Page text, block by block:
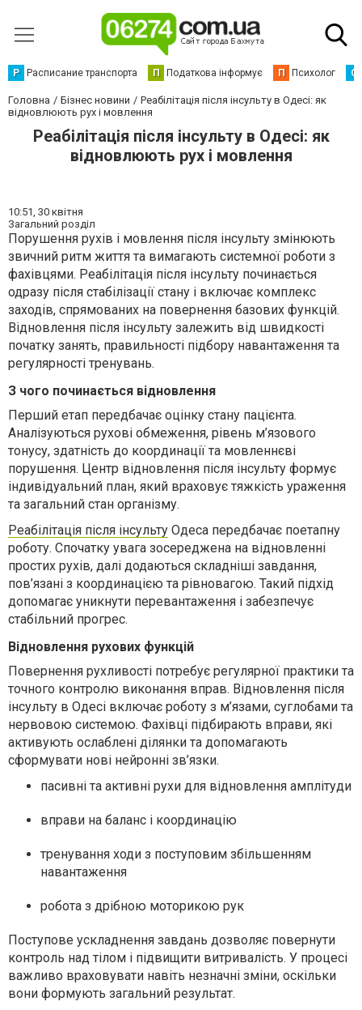
Р Расписание транспорта П Податкова інформує П Психолог С
Головна Бізнес новини
Реабілітація після інсульту в Одесі: як
відновлюють рух і мовлення
Реабілітація після інсульту в Одесі: як
відновлюють рух і мовлення
10:51, 30 квітня
Загальний розділ
Порушення рухів і мовлення після інсульту змінюють
звичний ритм життя та вимагають системної роботи з
фахівцями. Реабілітація після інсульту починається
одразу після стабілізації стану і включає комплекс
заходів, спрямованих на повернення базових функцій.
Відновлення після інсульту залежить від швидкості
початку занять, правильності підбору навантаження та
регулярності тренувань.
З чого починається відновлення
Перший етап передбачає оцінку стану пацієнта.
Аналізуються рухові обмеження, рівень м’язового
тонусу, здатність до координації та мовленнєві
порушення. Центр відновлення після інсульту формує
індивідуальний план, який враховує тяжкість ураження
та загальний стан організму.
Реабілітація після інсульту Одеса передбачає поетапну
роботу. Спочатку увага зосереджена на відновленні
простих рухів, далі додаються складніші завдання,
пов’язані з координацією та рівновагою. Такий підхід
допомагає уникнути перевантаження і забезпечує
стабільний прогрес.
Відновлення рухових функцій
Повернення рухливості потребує регулярної практики та
точного контролю виконання вправ. Відновлення після
інсульту в Одесі включає роботу з м’язами, суглобами та
нервовою системою. Фахівці підбирають вправи, які
активують ослаблені ділянки та допомагають
сформувати нові нейронні зв’язки.
пасивні та активні рухи для відновлення амплітуди
вправи на баланс і координацію
тренування ходи з поступовим збільшенням
навантаження
робота з дрібною моторикою рук
Поступове ускладнення завдань дозволяє повернути
контроль над тілом і підвищити витривалість. У процесі
важливо враховувати навіть незначні зміни, оскільки
вони формують загальний результат.